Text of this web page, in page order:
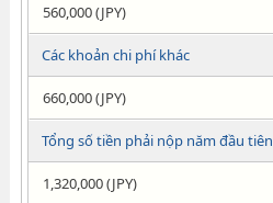
560,000 (JPY)
Các khoản chi phí khác
660,000 (JPY)
Tổng số tiền phải nộp năm đầu tiên
1,320,000 (JPY)